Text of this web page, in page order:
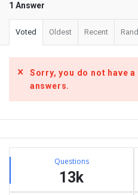
1 Answer
Voted Oldest Recent
Sorry, you do not have
answers.
Sidebar
Stats Questions
13k